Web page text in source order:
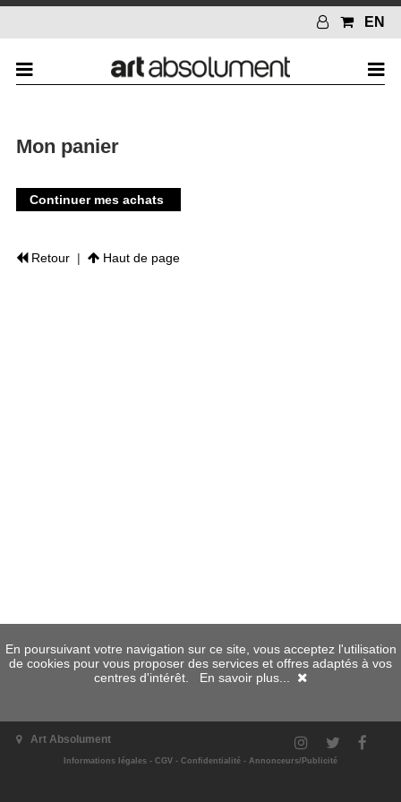
EN
Mon panier
Continuer mes achats
Retour| Haut de page
Art Absolument
Informations légales - CGV - Confidentialité - Annonceurs/Publicité
En poursuivant votre navigation sur ce site, vous acceptez l'utilisation
de cookies pour vous proposer des services et offres adaptés à vos
centres d'intérêt. En savoir plus...